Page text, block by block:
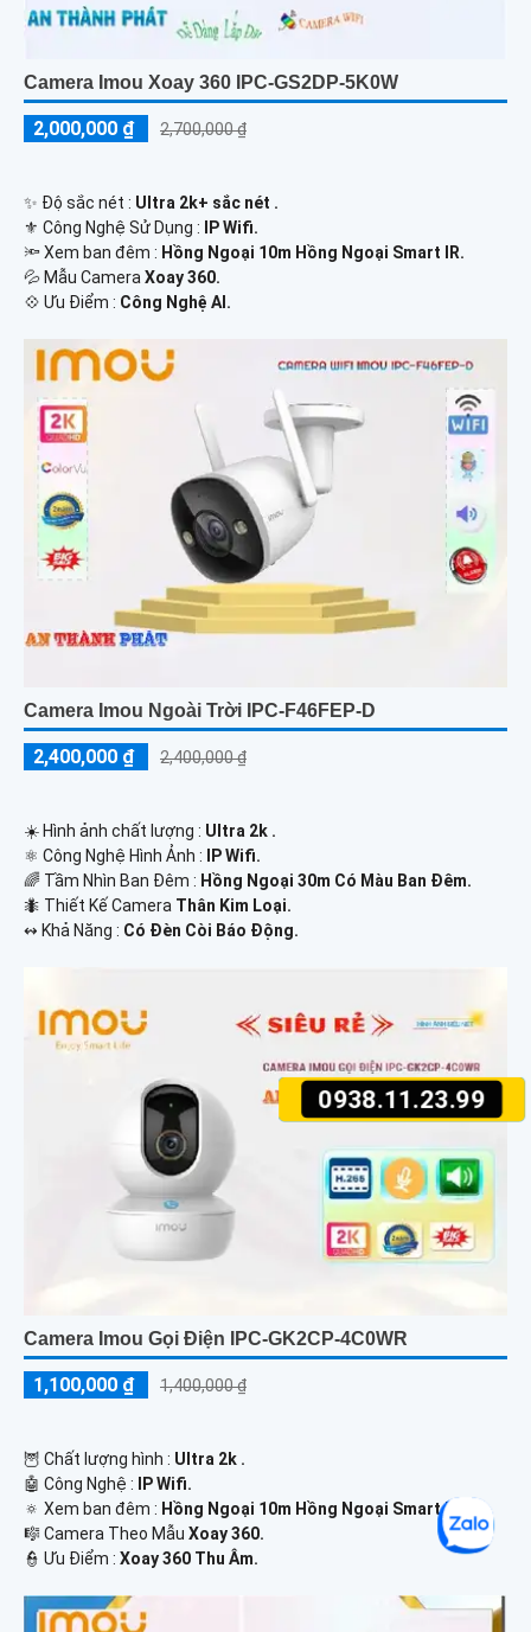
0938.11.23.99
Camera Imou Xoay 360 IPC-GS2DP-5K0W
2,000,000 ₫ 2,700,000 ₫
✨ Độ sắc nét : Ultra 2k+ sắc nét .
⚜️ Công Nghệ Sử Dụng :
IP Wifi.
🔦 Xem ban đêm : Hồng Ngoại 10m Hồng Ngoại Smart IR.
💦 Mẫu Camera Xoay 360.
️💠 Ưu Điểm : Công Nghệ AI.
Camera Imou Ngoài Trời IPC-F46FEP-D
2,400,000 ₫ 2,400,000 ₫
☀️ Hình ảnh chất lượng : Ultra 2k .
⚛️ Công Nghệ Hình Ảnh :
IP Wifi.
🌈 Tầm Nhìn Ban Đêm : Hồng Ngoại 30m Có Màu Ban Đêm.
🐜 Thiết Kế Camera Thân Kim Loại.
️↭ Khả Năng : Có Đèn Còi Báo Động.
Camera Imou Gọi Điện IPC-GK2CP-4C0WR
1,100,000 ₫ 1,400,000 ₫
🦉 Chất lượng hình : Ultra 2k .
🤖️ Công Nghệ :
IP Wifi.
🔅 Xem ban đêm : Hồng Ngoại 10m Hồng Ngoại Smart IR.
🎼️ Camera Theo Mẫu Xoay 360.
️👮 Ưu Điểm : Xoay 360 Thu Âm.